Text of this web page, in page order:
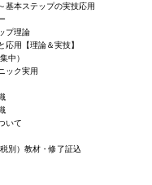
基本ステップの実技応用
プ理論
応用【理論＆実技】
中）
ック実用
いて
税別）教材・修了証込